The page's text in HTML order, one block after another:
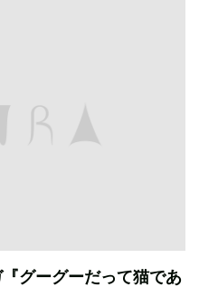
グーグーだって猫であ